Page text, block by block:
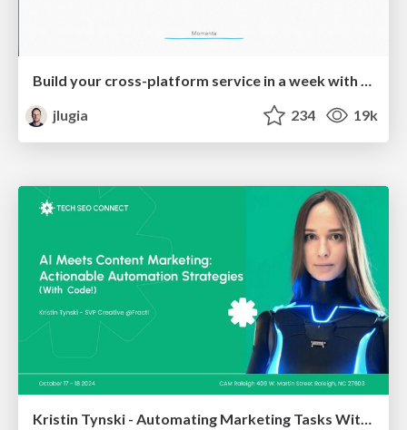
Build your cross-platform service in a week with App Engine
jlugia
234 19k